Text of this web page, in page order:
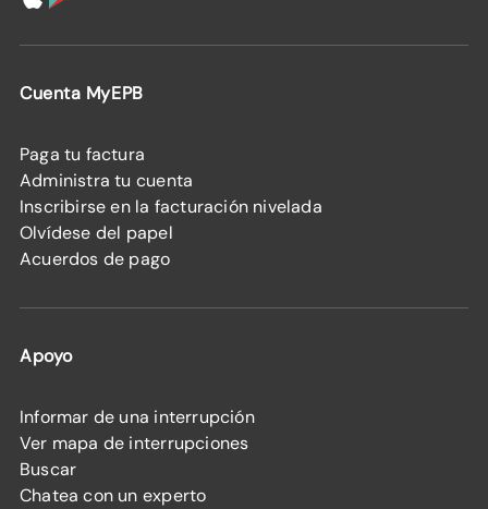
Cuenta MyEPB
Paga tu factura
Administra tu cuenta
Inscribirse en la facturación nivelada
Olvídese del papel
Acuerdos de pago
Apoyo
Informar de una interrupción
Ver mapa de interrupciones
Buscar
Chatea con un experto